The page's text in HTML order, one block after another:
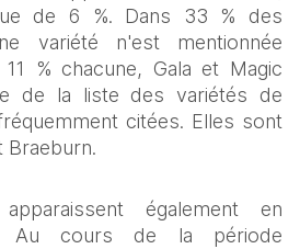
de 6 %. Dans 33 % des
variété n'est mentionnée
% chacune, Gala et Magic
de la liste des variétés de
citées. Elles sont
Braeburn.
également en
Au cours de la période